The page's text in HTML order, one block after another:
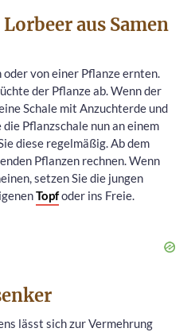
aus Samen
oder von einer Pflanze ernten.
der Pflanze ab. Wenn der
Schale mit Anzuchterde und
Pflanzschale nun an einem
diese regelmäßig. Ab dem
Pflanzen rechnen. Wenn
setzen Sie die jungen
Topfoder ins Freie.
lässt sich zur Vermehrung